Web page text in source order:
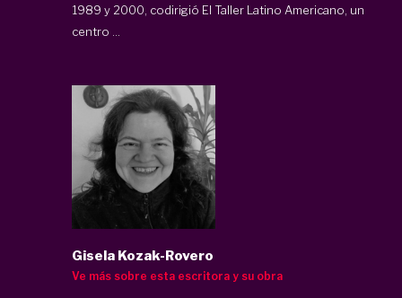
1989 y 2000, codirigió El Taller Latino Americano, un
centro ...
Gisela Kozak-Rovero
Ve más sobre esta escritora y su obra